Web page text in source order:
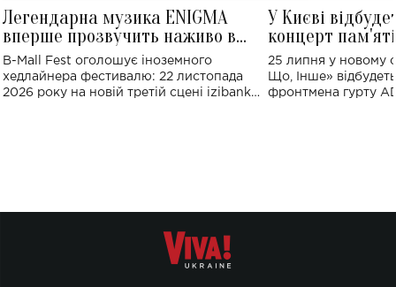
Легендарна музика ENIGMA
вперше прозвучить наживо в
Україні: де відбудеться концерт
B-Mall Fest оголошує іноземного
хедлайнера фестивалю: 22 листопада
2026 року на новій третій сцені izibank
У Києві
концерт
Клименка:
виконають
25 липня у новому
Що, Інше»
фронтмена гурту